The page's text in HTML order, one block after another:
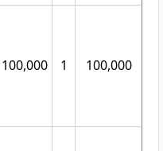
100,000 1 100,000